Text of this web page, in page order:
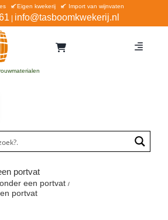
info@tasboomkwekerij.nl
Eigen kwekerij Import van wijnvaten
Toggle
portvat
een portvat
portvat